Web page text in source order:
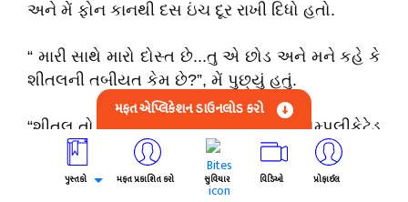
અને મેં ફોન કાનથી દસ ઇંચ દૂર રાખી દિધો હતો.
“ મારી સાથે મારો દોસ્ત છે...તુ એ છોડ અને મને કહે કે
શીતલની તબીયત કેમ છે?”, મેં પુછ્યું હતું.
“શીતલ તો અંદર છે. ડોક્ટર કહે છે કે બહુ કોમ્પલીકેટેડ
ડીલીવરી છે. બે કલાક થઇ ગયા પણ કાંઇ વાંધો નહી
આવે. બસ તમે જલ્દી આવો. શીતલ તમને ખુબ જ
મફત એપ્લિકેશન ડાઉનલોડ કરો
પુસ્તકો મફત પ્રકાશિત કરો સુવિચાર વિડિઓ પ્રોફાઈલ